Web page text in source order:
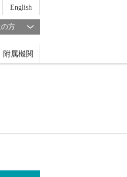
English
方
附属機関